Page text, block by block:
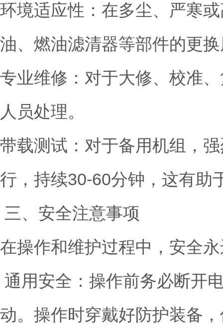
环境适应性：在多尘、严寒
油、燃油滤清器等部件的更
专业维修：对于大修、校准
人员处理。
带载测试：对于备用机组，
行，持续30-60分钟，这有助
三、安全注意事项
在操作和维护过程中，安全
通用安全：操作前务必断开
动。操作时穿戴好防护装备